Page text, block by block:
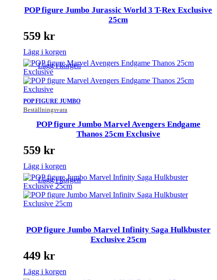
POP figure Jumbo Jurassic World 3 T-Rex Exclusive
25cm
559 kr
Lägg i korgen
POP FIGURE JUMBO
Beställningsvara
Lägg i korgen
POP figure Jumbo Marvel Avengers Endgame
Thanos 25cm Exclusive
559 kr
Lägg i korgen
Lägg i korgen
POP figure Jumbo Marvel Infinity Saga Hulkbuster
Exclusive 25cm
449 kr
Lägg i korgen